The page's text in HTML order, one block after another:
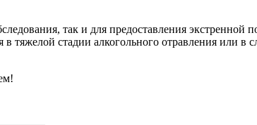
так и для предоставления
стадии алкогольного отравления или в